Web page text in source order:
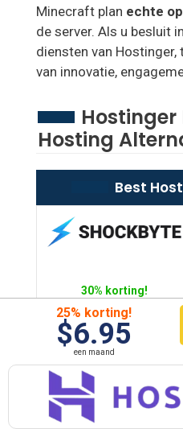
Minecraft plan echte
de server. Als u besluit
diensten van Hostinger,
van innovatie,
Hosting
Best
30% korting!
$2.50
Per maand
25% korting!
25% korting!
$6.95
een maand